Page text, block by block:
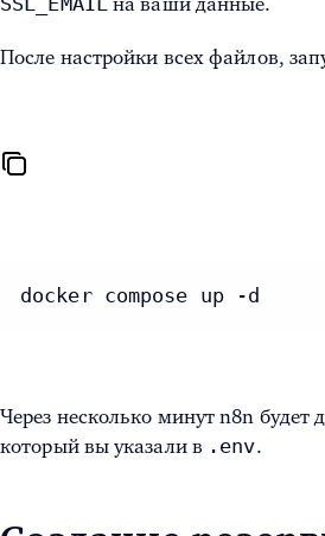
После настройки всех файлов,
docker compose up -d
Через несколько минут n8n будет
который вы указали в .env.